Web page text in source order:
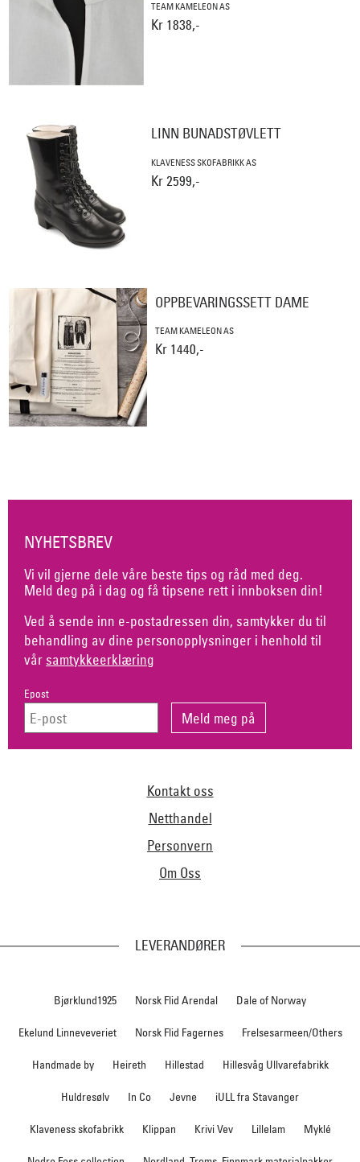
TEAM KAMELEON AS
Kr 1838,-
LINN BUNADSTØVLETT
KLAVENESS SKOFABRIKK AS
Kr 2599,-
OPPBEVARINGSSETT DAME
TEAM KAMELEON AS
Kr 1440,-
NYHETSBREV
Vi vil gjerne dele våre beste tips og råd med deg.
Meld deg på i dag og få tipsene rett i innboksen din!
Ved å sende inn e-postadressen din, samtykker du til
behandling av dine personopplysninger i henhold til
vår samtykkeerklæring
Epost
Kontakt oss
Netthandel
Personvern
Om Oss
LEVERANDØRER
Bjørklund1925 Norsk Flid Arendal Dale of Norway
Ekelund Linneveveriet Norsk Flid Fagernes Frelsesarmeen/Others
Handmade by Heireth Hillestad Hillesvåg Ullvarefabrikk
Huldresølv In Co Jevne iULL fra Stavanger
Klaveness skofabrikk Klippan Krivi Vev Lillelam Myklé